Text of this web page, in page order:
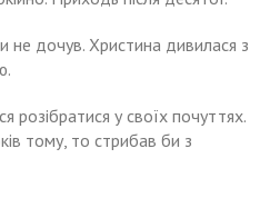
не дочув. Христина дивилася з
розібратися у своїх почуттях.
тому, то стрибав би з